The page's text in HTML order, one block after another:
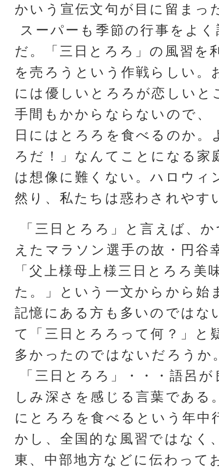
かいう宣伝文句が目に留まっ
スーパーも季節の行事をよ
だ。「三日とろろ」の風習を
を売ろうという作戦らしい。
には優しいとろろが恋しいと
手間もかからならないので、
日にはとろろを食べるのか。
ろだ！」なんてことになる家
は想像に難くない。ハロウィ
然り、私たちは惑わされやす
「三日とろろ」と言えば、
えたマラソン選手の故・円谷
「父上様母上様三日とろろ美
た。」という一文からから始
記憶にある方も多いのではな
て「三日とろろって何？」と
多かったのではないだろうか
「三日とろろ」・・・語呂
しみ深さを感じる言葉である
にとろろを食べるという年中
かし、全国的な風習ではなく
東、中部地方などに伝わって